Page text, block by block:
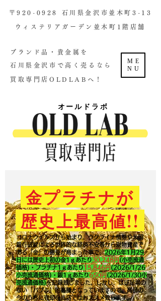
ME
NU
金プラチナが
歴史上最高値!!
コロナウイルスから始まり、ウクライナ情勢や米国
銀行破綻による世界的な経済不安等から現物資産で
ある「金」の需要が高まった事で、2026年1月29
日には歴史上初の金1ｇあたり30,248円 (小売流通
価格)・プラチナ1ｇあたり15,846円 (2026/1/26
小売流通価格)・銀1ｇあたり650円 (2026/1/30小
売流通価格)を記録致しました。​しかし、ほぼ足場の
ない「バブル」的高騰となっていますので、高値の
今のうちに売却を当店ではおススメ致します。
​〒920-0928 石川県金沢市並木町3-13
ウィステリアガーデン並木町1階店舗​
ブランド品・貴金属を
石川県金沢市で高く売るなら
買取専門店OLDLABへ！
オールドラボ